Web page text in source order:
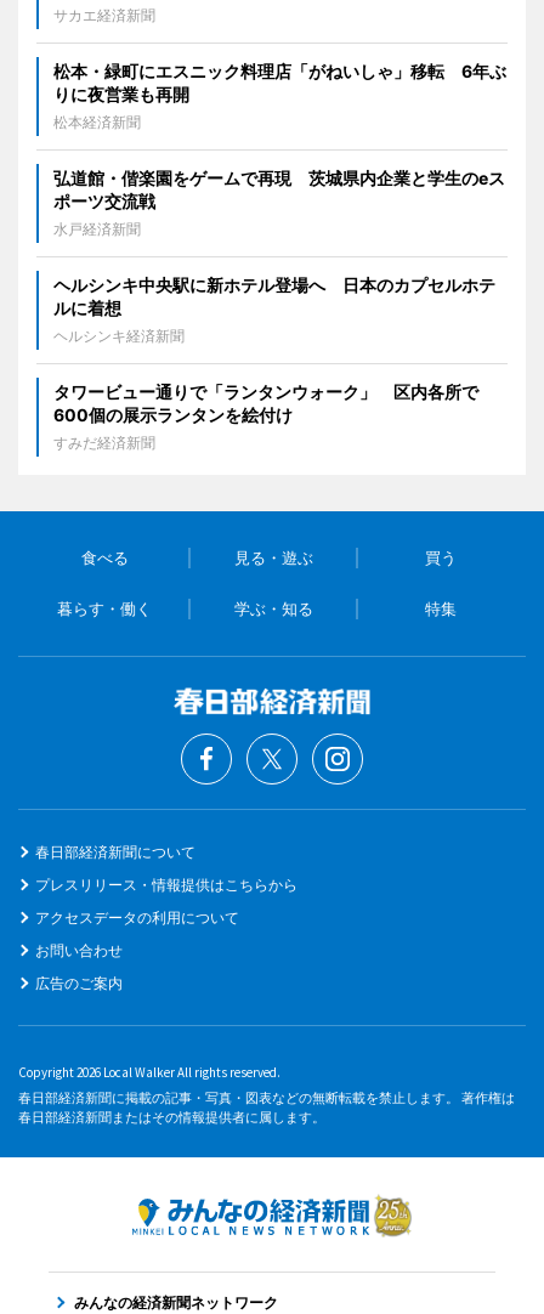
サカエ経済新聞
松本・緑町にエスニック料理店「がねいしゃ」移転 6年ぶ
りに夜営業も再開
松本経済新聞
弘道館・偕楽園をゲームで再現 茨城県内企業と学生のeス
ポーツ交流戦
水戸経済新聞
ヘルシンキ中央駅に新ホテル登場へ 日本のカプセルホテ
ルに着想
ヘルシンキ経済新聞
タワービュー通りで「ランタンウォーク」 区内各所で
600個の展示ランタンを絵付け
すみだ経済新聞
食べる 見る・遊ぶ 買う
暮らす・働く 学ぶ・知る 特集
春日部経済新聞について
プレスリリース・情報提供はこちらから
アクセスデータの利用について
お問い合わせ
広告のご案内
Copyright 2026 Local Walker All rights reserved.
春日部経済新聞に掲載の記事・写真・図表などの無断転載を禁止します。 著作権は
春日部経済新聞またはその情報提供者に属します。
みんなの経済新聞ネットワーク